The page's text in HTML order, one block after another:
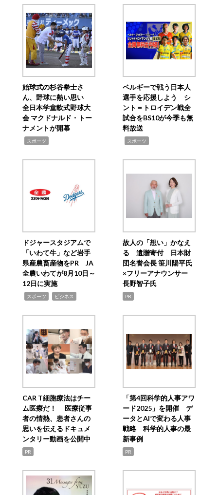
始球式の杉谷拳士さ
ん、野球に熱い思い
全日本学童軟式野球大
会 マクドナルド・トー
ナメントが開幕
スポーツ
ベルギーで戦う日本人
選手を応援しよう シ
ント＝トロイデン戦全
試合をBS10が今季も無
料放送
スポーツ
ドジャースタジアムで
「いわて牛」など岩手
県産農畜産物をPR JA
全農いわてが8月10日～
12日に実施
スポーツ ビジネス
故人の「想い」かなえ
る 遺贈寄付 日本財
団名誉会長 笹川陽平氏
×フリーアナウンサー
長野智子氏
PR
CAR T細胞療法はチー
ム医療だ！ 医療従事
者の情熱、患者さんの
思いを伝えるドキュメ
ンタリー動画を公開中
PR
「第4回科学的人事アワ
ード2025」を開催 デ
ータとAIで変わる人事
戦略 科学的人事の最
新事例
PR